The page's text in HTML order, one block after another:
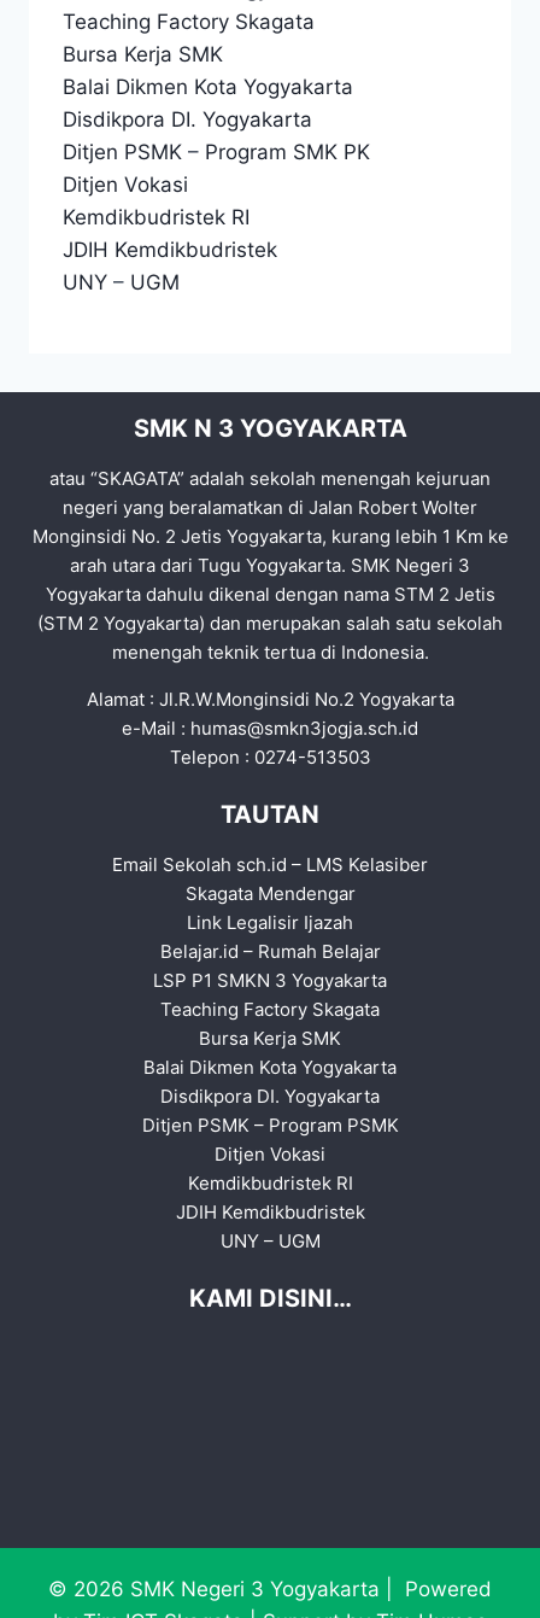
Teaching Factory Skagata
Bursa Kerja SMK
Balai Dikmen Kota Yogyakarta
Disdikpora DI. Yogyakarta
Ditjen PSMK – Program SMK PK
Ditjen Vokasi
Kemdikbudristek RI
JDIH Kemdikbudristek
UNY – UGM
SMK N 3 YOGYAKARTA
atau “SKAGATA” adalah sekolah menengah kejuruan
negeri yang beralamatkan di Jalan Robert Wolter
Monginsidi No. 2 Jetis Yogyakarta, kurang lebih 1 Km ke
arah utara dari Tugu Yogyakarta. SMK Negeri 3
Yogyakarta dahulu dikenal dengan nama STM 2 Jetis
(STM 2 Yogyakarta) dan merupakan salah satu sekolah
menengah teknik tertua di Indonesia.
Alamat : Jl.R.W.Monginsidi No.2 Yogyakarta
e-Mail : humas@smkn3jogja.sch.id
Telepon : 0274-513503
TAUTAN
Email Sekolah sch.id – LMS Kelasiber
Skagata Mendengar
Link Legalisir Ijazah
Belajar.id – Rumah Belajar
LSP P1 SMKN 3 Yogyakarta
Teaching Factory Skagata
Bursa Kerja SMK
Balai Dikmen Kota Yogyakarta
Disdikpora DI. Yogyakarta
Ditjen PSMK – Program PSMK
Ditjen Vokasi
Kemdikbudristek RI
JDIH Kemdikbudristek
UNY– UGM
KAMI DISINI…
© 2026 SMK Negeri 3 Yogyakarta | Powered